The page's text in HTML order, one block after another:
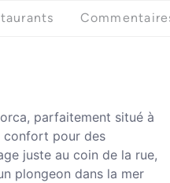
parfaitement situé à
confort pour des
juste au coin de la rue,
plongeon dans la mer